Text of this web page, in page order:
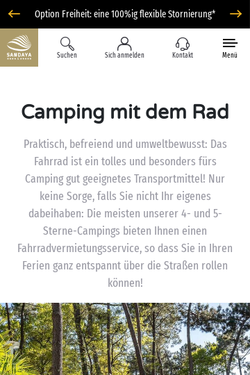
Option Freiheit: eine 100%ig flexible Stornierung*
Suchen Sich anmelden Kontakt Menü
Camping mit dem Rad
Praktisch, befreiend und umweltbewusst: Das
Fahrrad ist ein tolles und besonders fürs
Camping gut geeignetes Transportmittel! Nur
keine Sorge, falls Sie nicht Ihr eigenes
dabeihaben: Die meisten unserer 4- und 5-
Sterne-Campings bieten Ihnen einen
Fahrradvermietungsservice, so dass Sie in Ihren
Ferien ganz entspannt über die Straßen rollen
können!